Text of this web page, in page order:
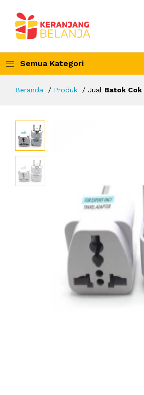
Semua Kategori
Beranda Produk Jual Batok Cok